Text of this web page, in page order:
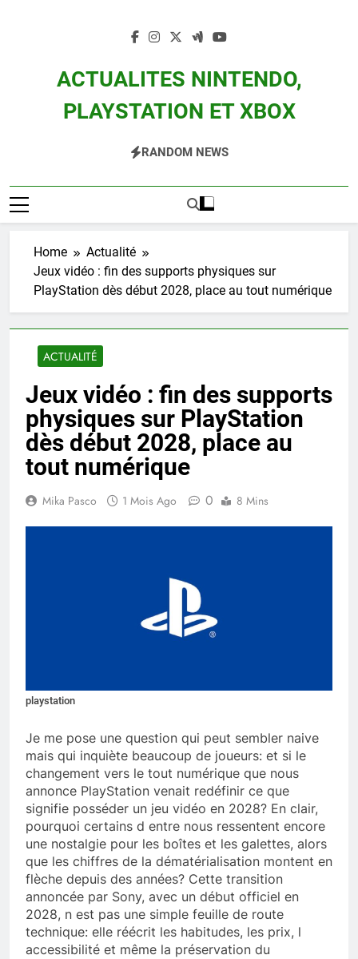
ACTUALITES NINTENDO,
PLAYSTATION ET XBOX
Zelda, Splatoon, Pokemon Entre Autres
RANDOM NEWS
Home
Actualité
Jeux vidéo : fin des supports physiques sur
PlayStation dès début 2028, place au tout numérique
ACTUALITÉ
Jeux vidéo : fin des supports
physiques sur PlayStation
dès début 2028, place au
tout numérique
Mika Pasco 1 Mois Ago 0 8 Mins
playstation
Je me pose une question qui peut sembler naive
mais qui inquiète beaucoup de joueurs: et si le
changement vers le tout numérique que nous
annonce PlayStation venait redéfinir ce que
signifie posséder un jeu vidéo en 2028? En clair,
pourquoi certains d entre nous ressentent encore
une nostalgie pour les boîtes et les galettes, alors
que les chiffres de la dématérialisation montent en
flèche depuis des années? Cette transition
annoncée par Sony, avec un début officiel en
2028, n est pas une simple feuille de route
technique: elle réécrit les habitudes, les prix, l
accessibilité et même la préservation du